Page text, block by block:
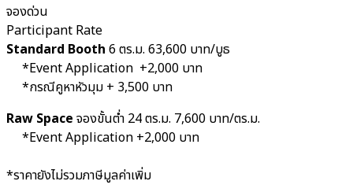
จองด่วน
Participant Rate
Standard Booth 6 ตร.ม. 63,600 บาท/บูธ
*Event Application +2,000 บาท
*กรณีคูหาหัวมุม + 3,500 บาท
Raw Space จองขั้นตํ่า 24 ตร.ม. 7,600 บาท/ตร.ม.
*Event Application +2,000 บาท
*ราคายังไม่รวมภาษีมูลค่าเพิ่ม